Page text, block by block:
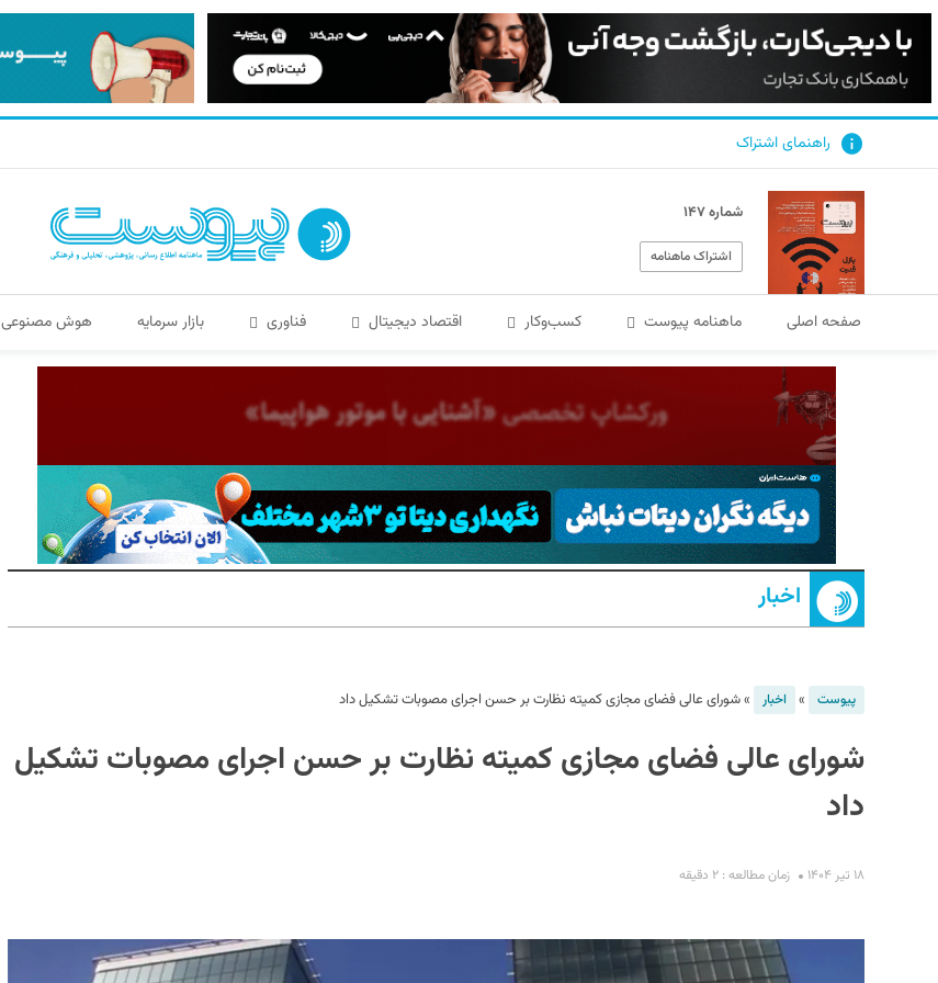
راهنمای اشتراک
شماره ۱۴۷
اشتراک ماهنامه
صفحه اصلی ماهنامه پیوست کسب‌و‌کار اقتصاد دیجیتال فناوری بازار سرمایه هوش مصنوعی
اخبار
پیوست » اخبار »شورای عالی فضای مجازی کمیته نظارت بر حسن اجرای مصوبات تشکیل داد
شورای عالی فضای مجازی کمیته نظارت بر حسن اجرای مصوبات تشکیل
داد
۱۸ تیر ۱۴۰۴ زمان مطالعه : ۲ دقیقه